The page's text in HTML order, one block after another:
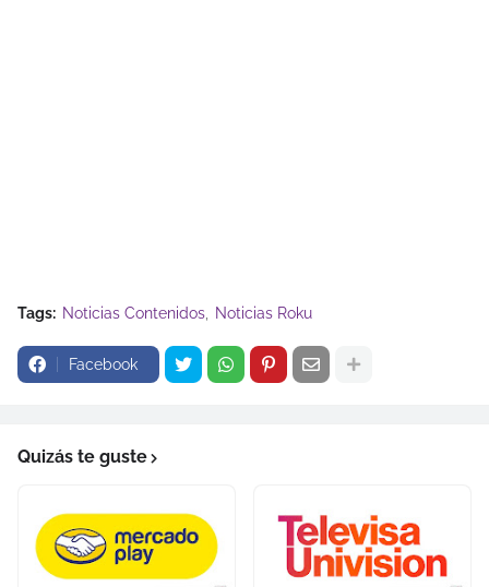
Tags: Noticias Contenidos Noticias Roku
Facebook
Quizás te guste